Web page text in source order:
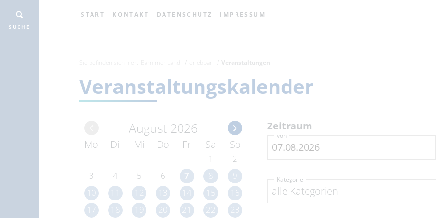
START KONTAKT DATENSCHUTZ IMPRESSUM
SUCHE
Veranstaltungen
Veranstaltungskalender
August 2026
Mo Di Mi Do Fr Sa So
1
2
3
4 5 6 7 8
9
10
11 12 13 14 15
16
17
18 19 20 21 22 23
Zeitraum
von
alle Kategorien
Kategorie